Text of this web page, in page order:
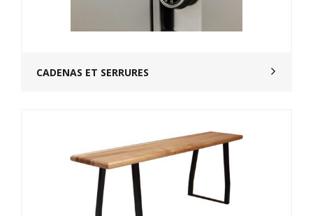
CADENAS ET SERRURES